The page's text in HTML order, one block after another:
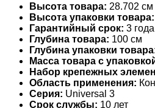
Высота товара: 28.702 см
Высота упаковки товара:
Гарантийный срок: 3 года
Глубина товара: 100 см
Глубина упаковки
Масса товара с
Набор крепежных
Область применения:
Серия: Universal 3
Срок службы: 10 лет